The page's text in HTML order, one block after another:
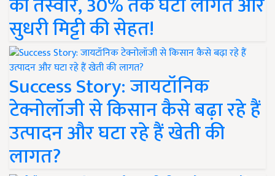
सुधरी मिट्टी की सेहत!
Success Story: जायटॉनिक
टेक्नोलॉजी से किसान कैसे बढ़ा रहे हैं
उत्पादन और घटा रहे हैं खेती की
लागत?